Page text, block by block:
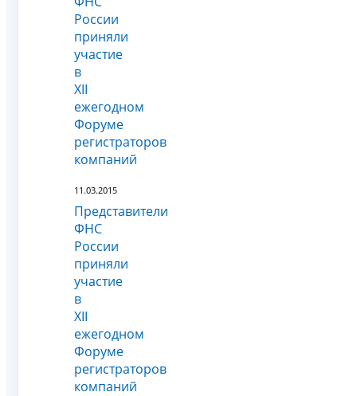
России
приняли
участие
в
XII
ежегодном
Форуме
регистраторов
компаний
11.03.2015
Представители
ФНС
России
приняли
участие
в
XII
ежегодном
Форуме
регистраторов
компаний